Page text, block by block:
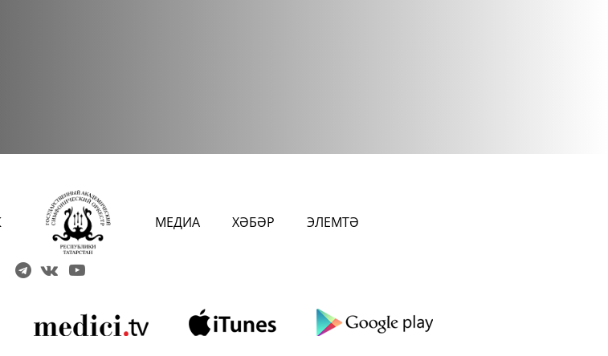
МЕДИА ХӘБӘР ЭЛЕМТӘ